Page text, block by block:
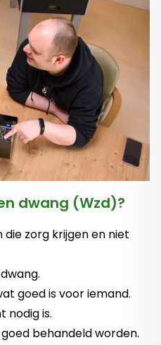
dwang (Wzd)?
die zorg krijgen en niet
goed is voor iemand.
nodig is.
behandeld worden.